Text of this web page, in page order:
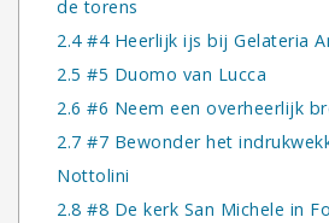
de torens
2.4#4 Heerlijk ijs bij Gelateria
2.5 #5 Duomo van Lucca
2.6 #6 Neem een overheerlijk
2.7 #7 Bewonder het
Nottolini
2.8 #8 De kerk San Michele in